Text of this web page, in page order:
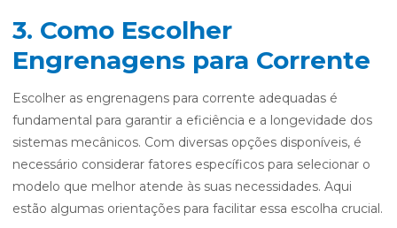
3. Como Escolher
Engrenagens para Corrente
Escolher as engrenagens para corrente adequadas é
fundamental para garantir a eficiência e a longevidade dos
sistemas mecânicos. Com diversas opções disponíveis, é
necessário considerar fatores específicos para selecionar o
modelo que melhor atende às suas necessidades. Aqui
estão algumas orientações para facilitar essa escolha crucial.